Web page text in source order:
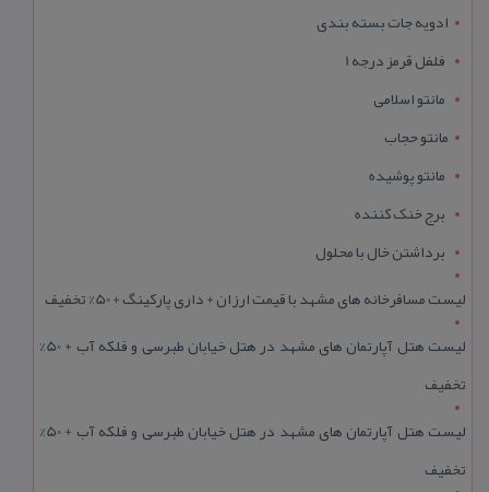
ادویه جات بسته بندی
فلفل قرمز درجه 1
مانتو اسلامی
مانتو حجاب
مانتو پوشیده
برج خنک کننده
برداشتن خال با محلول
لیست مسافرخانه های مشهد با قیمت ارزان + داری پارکینگ + 50% تخفیف
لیست هتل آپارتمان های مشهد در هتل خیابان طبرسی و فلکه آب + 50%
تخفیف
لیست هتل آپارتمان های مشهد در هتل خیابان طبرسی و فلکه آب + 50%
تخفیف